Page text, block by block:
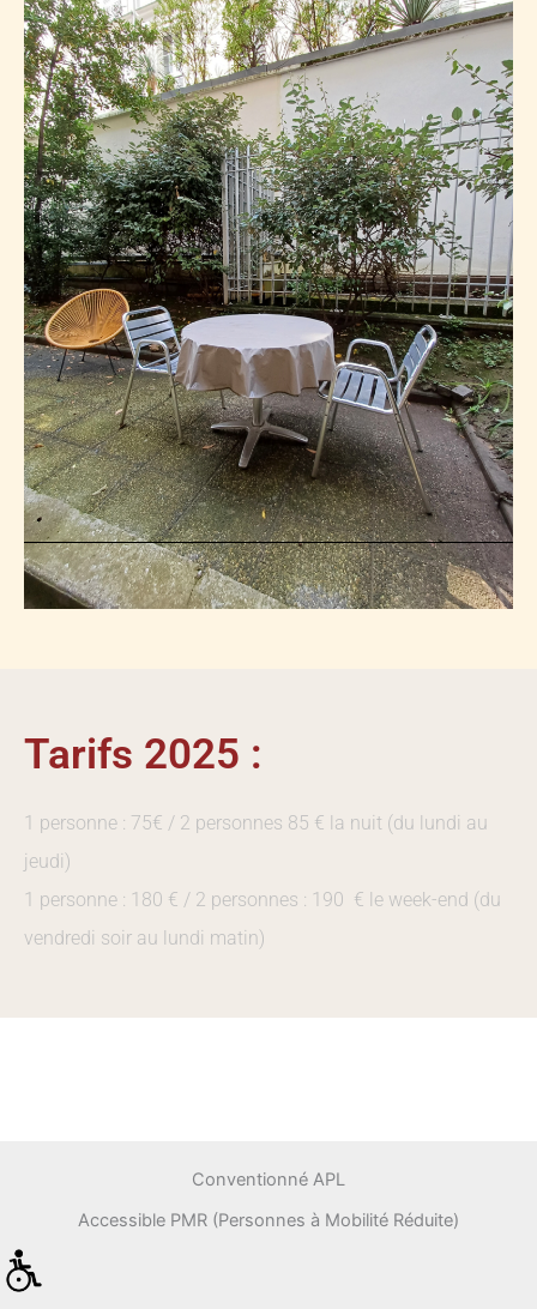
Tarifs 2025 :
1 personne : 75€ / 2 personnes 85 € la nuit (du lundi au
jeudi)
1 personne : 180 € / 2 personnes : 190 € le week-end (du
vendredi soir au lundi matin)
Conventionné APL
Accessible PMR (Personnes à Mobilité Réduite)